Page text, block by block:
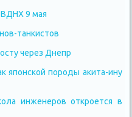
ВДНХ 9 мая
танкистов
через Днепр
японской породы акита-ину
инженеров откроется в